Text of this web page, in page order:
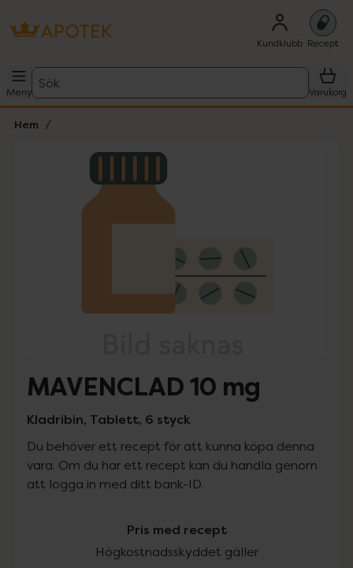
Kundklubb Recept
Meny
Sök
Varukorg
Hem
Lista: . Innehåller 1 objekt.
MAVENCLAD 10 mg
Kladribin, Tablett, 6 styck
Du behöver ett recept för att kunna köpa denna
vara. Om du har ett recept kan du handla genom
att logga in med ditt bank-ID.
Pris med recept
Högkostnadsskyddet gäller